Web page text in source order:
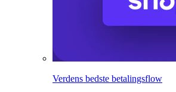
Verdens bedste betalingsflow